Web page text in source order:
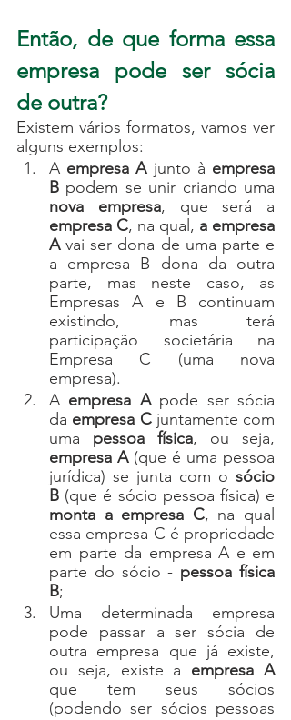
Então, de que forma essa
empresa pode ser sócia
de outra?
Existem vários formatos, vamos ver
alguns exemplos:
A empresa A junto à empresa
B
nova empresa
empresa C, na qual, a empresa
A vai ser dona de uma parte e
a empresa B dona da outra
parte, mas neste caso, as
Empresas A e B continuam
existindo, mas terá
participação societária na
Empresa C (uma nova
empresa).
A empresa A pode ser sócia
da empresa C juntamente com
uma pessoa física
empresa A (que é uma pessoa
jurídica) se junta com o sócio
B
monta a empresa C, na qual
essa empresa C é propriedade
em parte da empresa A e em
parte do sócio - pessoa física
B;
Uma determinada empresa
pode passar a ser sócia de
outra empresa que já existe,
ou seja, existe a
empresa A
que tem seus sócios
(podendo ser sócios pessoas